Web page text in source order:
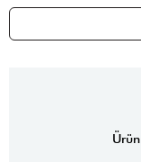
Ürün